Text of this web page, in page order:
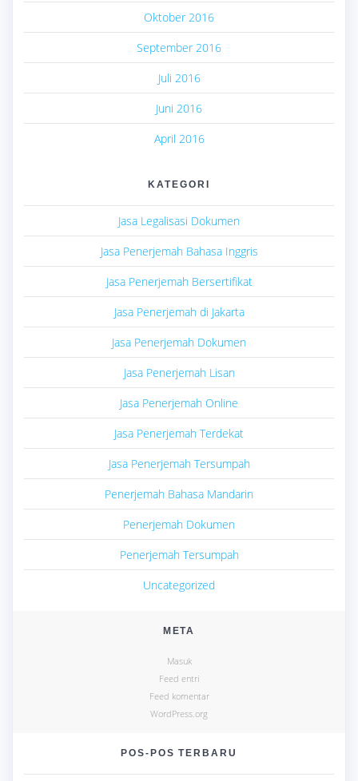
Oktober 2016
September 2016
Juli 2016
Juni 2016
April 2016
KATEGORI
Jasa Legalisasi Dokumen
Jasa Penerjemah Bahasa Inggris
Jasa Penerjemah Bersertifikat
Jasa Penerjemah di Jakarta
Jasa Penerjemah Dokumen
Jasa Penerjemah Lisan
Jasa Penerjemah Online
Jasa Penerjemah Terdekat
Jasa Penerjemah Tersumpah
Penerjemah Bahasa Mandarin
Penerjemah Dokumen
Penerjemah Tersumpah
Uncategorized
META
Masuk
Feed entri
Feed komentar
WordPress.org
POS-POS TERBARU